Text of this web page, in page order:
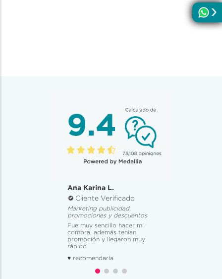
Ana Karina L.
Cliente Verificado
Marketing publicidad,
promociones y descuentos
Fue muy sencillo hacer mi
compra, además tenían
promoción y llegaron muy
rápido
♥ recomendaría